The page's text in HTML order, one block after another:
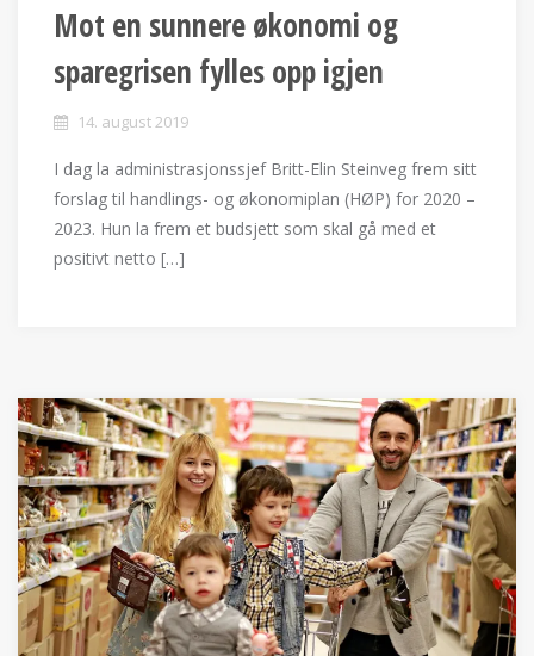
Mot en sunnere økonomi og
sparegrisen fylles opp igjen
14. august 2019
I dag la administrasjonssjef Britt-Elin Steinveg frem sitt
forslag til handlings- og økonomiplan (HØP) for 2020 –
2023. Hun la frem et budsjett som skal gå med et
positivt netto […]